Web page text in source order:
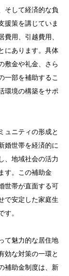
そして経済的な負
援策を講じていま
用、引越費用、
にあります。具体
敷金や礼金、さら
一部を補助するこ
環境の構築をサポ
ュニティの形成と
婚世帯を経済的に
、地域社会の活力
す。この補助金
世帯が直面する可
で安定した家庭生
。
て魅力的な居住地
効な対策の一環と
補助金制度は、新